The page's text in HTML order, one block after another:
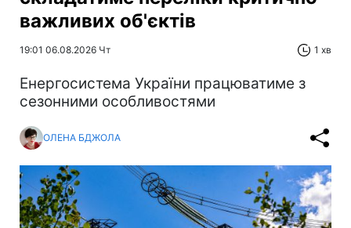
важливих об'єктів
19:01 06.08.2026 Чт 1 хв
Енергосистема України працюватиме з
сезонними особливостями
ОЛЕНА БДЖОЛА